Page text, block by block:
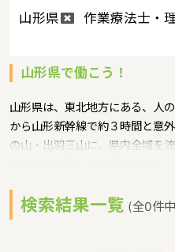
山形県
作業療法士・
山形県で働こう！
山形県は、東北地方にある、人
から山形新幹線で約３時間と意
の山・出羽三山に、県内全域を
保育士修学資金貸付事業、潜在
うな保育に関する取り組みを行
検索結果一覧 (全0件